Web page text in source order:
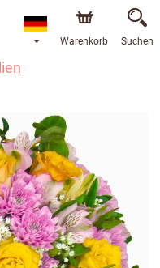
Warenkorb Suchen